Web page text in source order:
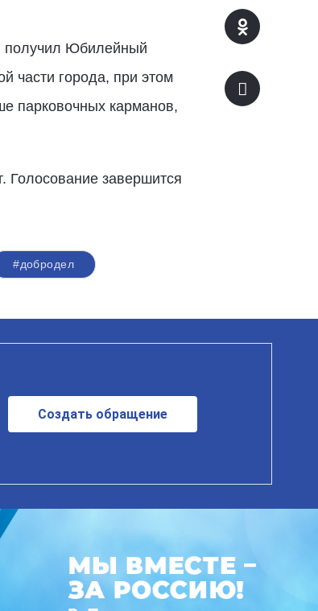
получил Юбилейный
части города, при этом
парковочных карманов,
Голосование завершится
#добродел
Создать обращение